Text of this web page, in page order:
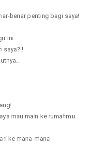
benar penting bagi saya!
ini.
saya?!!
mau main ke rumahmu.
ke mana-mana